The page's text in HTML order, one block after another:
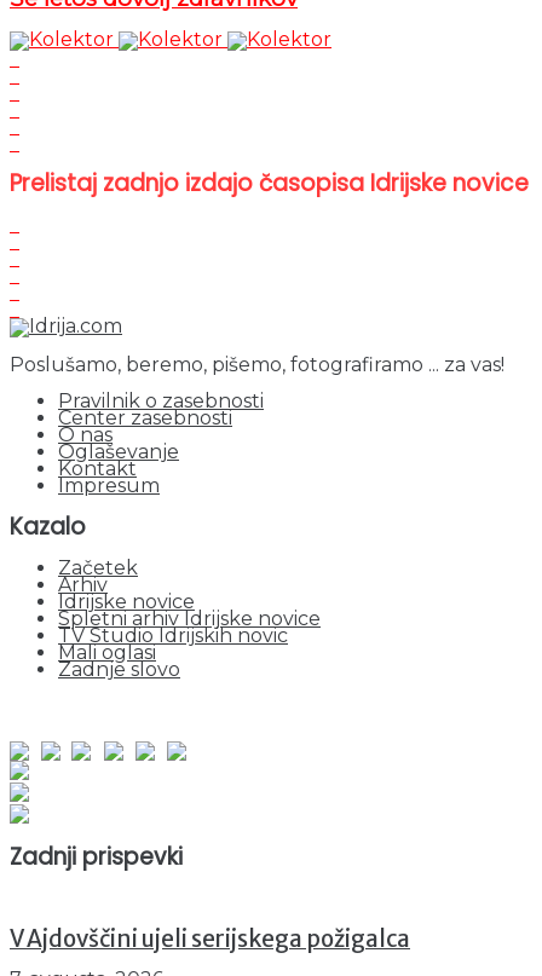
Prelistaj zadnjo izdajo časopisa Idrijske novice
Poslušamo, beremo, pišemo, fotografiramo ... za vas!
Pravilnik o zasebnosti
Center zasebnosti
O nas
Oglaševanje
Kontakt
Impresum
Kazalo
Začetek
Arhiv
Idrijske novice
Spletni arhiv Idrijske novice
TV Studio Idrijskih novic
Mali oglasi
Zadnje slovo
Zadnji prispevki
V Ajdovščini ujeli serijskega požigalca